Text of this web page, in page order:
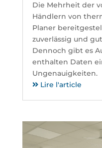
Die Mehrheit der
Händlern von
Planer
zuverlässig und
Dennoch gibt es
enthalten Daten
Ungenauigkeiten.
Lire l'article